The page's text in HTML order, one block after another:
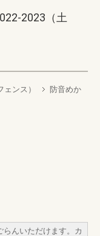
2023（土
ンス）
防音めか
んいただけます。カ